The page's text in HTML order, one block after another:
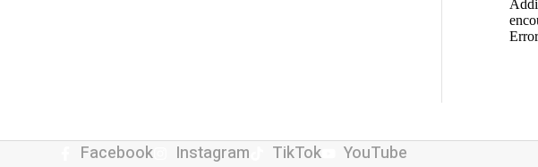
Facebook Instagram TikTok YouTube